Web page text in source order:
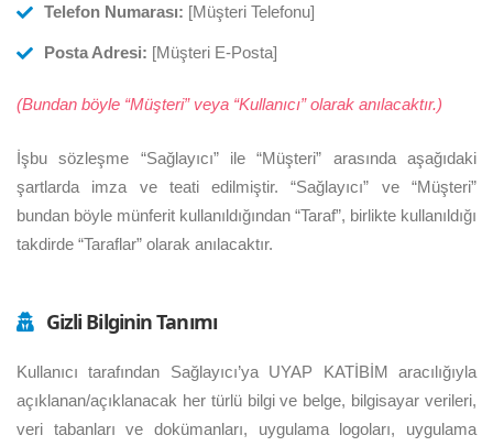
Telefon Numarası: [Müşteri Telefonu]
Posta Adresi: [Müşteri E-Posta]
(Bundan böyle “Müşteri” veya “Kullanıcı” olarak anılacaktır.)
İşbu sözleşme “Sağlayıcı” ile “Müşteri” arasında aşağıdaki
şartlarda imza ve teati edilmiştir. “Sağlayıcı” ve “Müşteri”
bundan böyle münferit kullanıldığından “Taraf”, birlikte kullanıldığı
takdirde “Taraflar” olarak anılacaktır.
Gizli Bilginin Tanımı
Kullanıcı tarafından Sağlayıcı’ya UYAP KATİBİM aracılığıyla
açıklanan/açıklanacak her türlü bilgi ve belge, bilgisayar verileri,
veri tabanları ve dokümanları, uygulama logoları, uygulama